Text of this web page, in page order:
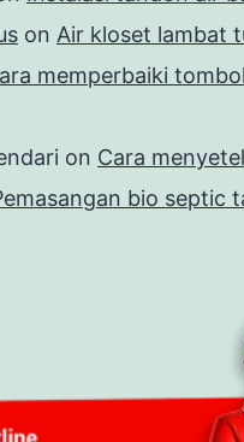
on Air kloset lambat
memperbaiki
on Cara
bio septic